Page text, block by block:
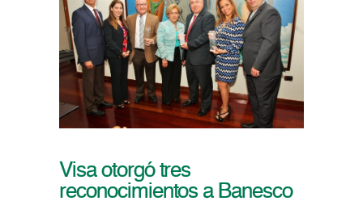
Visa otorgó tres
reconocimientos a Banesco